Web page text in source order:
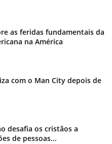
as feridas fundamentais da
na América
com o Man City depois de
desafia os cristãos a
de pessoas...